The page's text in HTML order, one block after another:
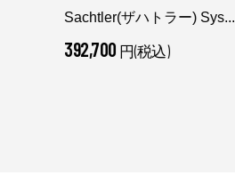
Sachtler(ザハトラー) Sys...
392,700 円(税込)